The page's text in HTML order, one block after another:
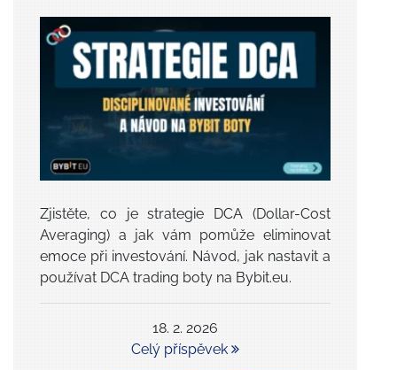
Zjistěte, co je strategie DCA (Dollar-Cost
Averaging) a jak vám pomůže eliminovat
emoce při investování. Návod, jak nastavit a
používat DCA trading boty na Bybit.eu.
18. 2. 2026
Celý příspěvek